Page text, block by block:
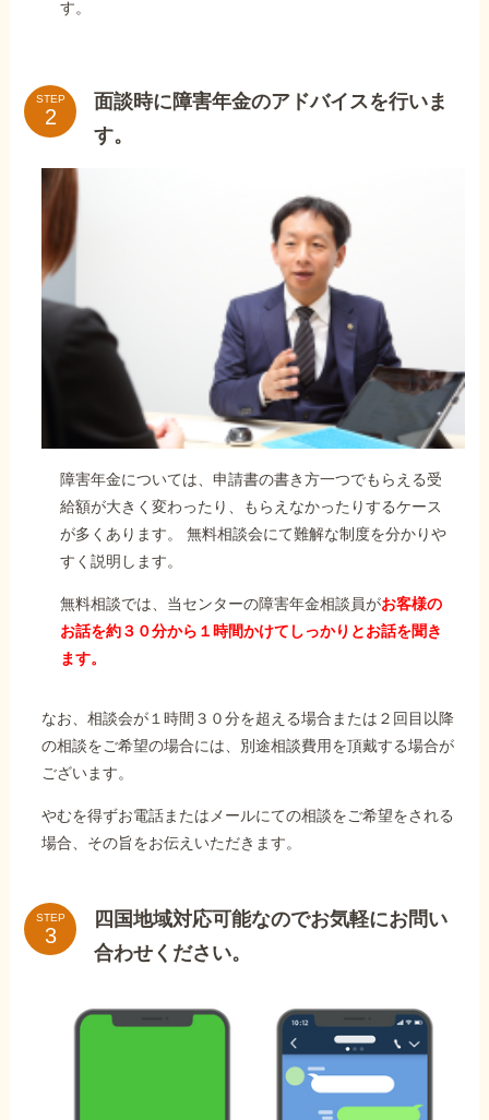
す。
STEP
面談時に障害年金のアドバイスを行いま
す。
障害年金については、申請書の書き方一つでもらえる受
給額が大きく変わったり、もらえなかったりするケース
が多くあります。 無料相談会にて難解な制度を分かりや
すく説明します。
無料相談では、当センターの障害年金相談員がお客様の
お話を約３０分から１時間かけてしっかりとお話を聞き
ます。
なお、相談会が１時間３０分を超える場合または２回目以降
の相談をご希望の場合には、別途相談費用を頂戴する場合が
ございます。
やむを得ずお電話またはメールにての相談をご希望をされる
場合、その旨をお伝えいただきます。
STEP
四国地域対応可能なのでお気軽にお問い
合わせください。